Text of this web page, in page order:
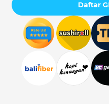
Daftar